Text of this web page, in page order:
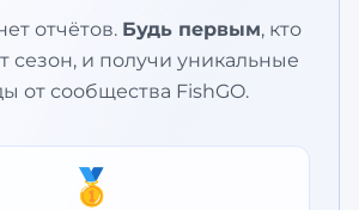
отчётов. Будь первым, кто
сезон, и получи уникальные
от сообщества FishGO.
🥇